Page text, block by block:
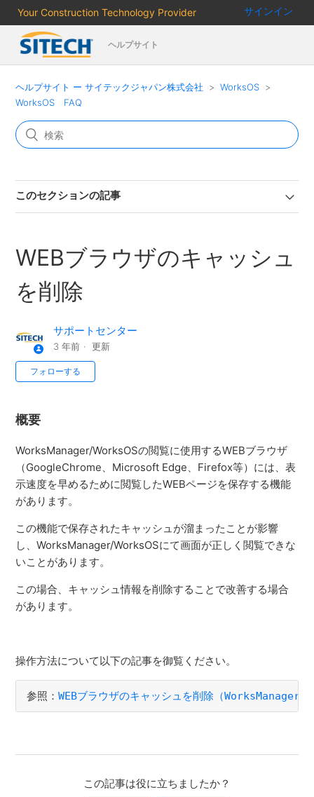
Your Construction Technology Provider サインイン
ヘルプサイト
ヘルプサイト ー サイテックジャパン株式会社
WorksOS
WorksOS FAQ
このセクションの記事
WEBブラウザのキャッシュ
を削除
サポートセンター
3 年前 更新
フォローする
概要
WorksManager/WorksOSの閲覧に使用するWEBブラウザ
（GoogleChrome、Microsoft Edge、Firefox等）には、表
示速度を早めるために閲覧したWEBページを保存する機能
があります。
この機能で保存されたキャッシュが溜まったことが影響
し、WorksManager/WorksOSにて画面が正しく閲覧できな
いことがあります。
この場合、キャッシュ情報を削除することで改善する場合
があります。
操作方法について以下の記事を御覧ください。
参照：WEBブラウザのキャッシュを削除（WorksManager/
この記事は役に立ちましたか？